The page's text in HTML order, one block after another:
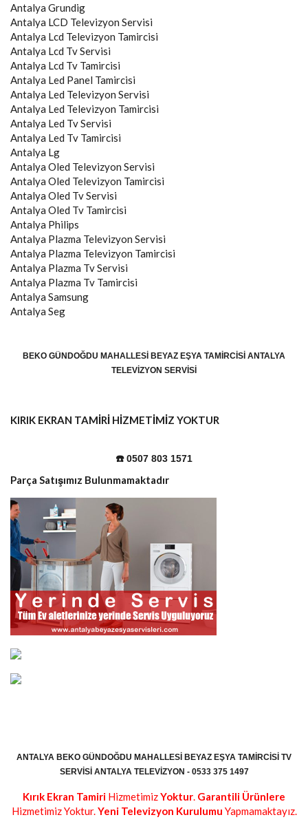
Antalya Grundig
Antalya LCD Televizyon Servisi
Antalya Lcd Televizyon Tamircisi
Antalya Lcd Tv Servisi
Antalya Lcd Tv Tamircisi
Antalya Led Panel Tamircisi
Antalya Led Televizyon Servisi
Antalya Led Televizyon Tamircisi
Antalya Led Tv Servisi
Antalya Led Tv Tamircisi
Antalya Lg
Antalya Oled Televizyon Servisi
Antalya Oled Televizyon Tamircisi
Antalya Oled Tv Servisi
Antalya Oled Tv Tamircisi
Antalya Philips
Antalya Plazma Televizyon Servisi
Antalya Plazma Televizyon Tamircisi
Antalya Plazma Tv Servisi
Antalya Plazma Tv Tamircisi
Antalya Samsung
Antalya Seg
BEKO GÜNDOĞDU MAHALLESI BEYAZ EŞYA TAMIRCISI ANTALYA
TELEVIZYON SERVISI
KIRIK EKRAN TAMİRİ HİZMETİMİZ YOKTUR
☎️ 0507 803 1571
Parça Satışımız Bulunmamaktadır
ANTALYA BEKO GÜNDOĞDU MAHALLESI BEYAZ EŞYA TAMIRCISI TV
SERVISI ANTALYA TELEVIZYON - 0533 375 1497
Kırık Ekran Tamiri HizmetimizYoktur. Garantili Ürünlere
Hizmetimiz Yoktur.Yeni Televizyon Kurulumu Yapmamaktayız.